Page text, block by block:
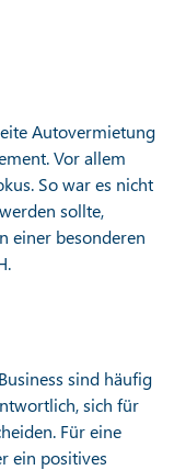
Autovermietung
Vor allem
So war es nicht
sollte,
einer besonderen
sind häufig
sich für
Für eine
ein positives